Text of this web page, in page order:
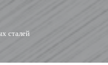
сталей